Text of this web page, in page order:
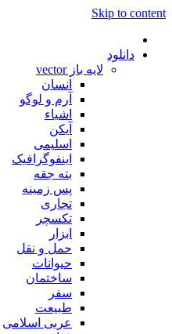
Skip to content
دانلود
لایه باز vector
انسان
آرم و لوگو
اشیاء
آیکن
اسلیمی
اینفوگرافیک
بته جقه
پس زمینه
تجاری
تکسچر
ابزار
حمل و نقل
حیوانات
ساختمان
سفر
طبیعت
عربی اسلامی